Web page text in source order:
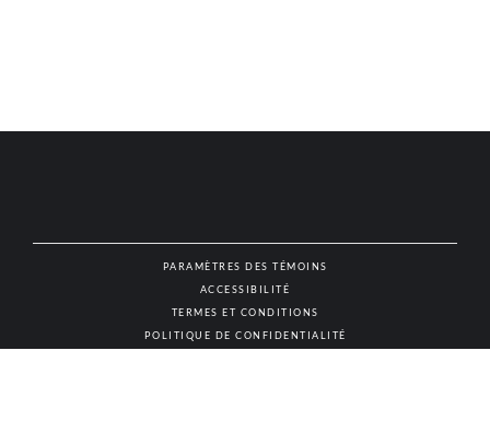
PARAMÈTRES DES TÉMOINS
ACCESSIBILITÉ
TERMES ET CONDITIONS
POLITIQUE DE CONFIDENTIALITÉ